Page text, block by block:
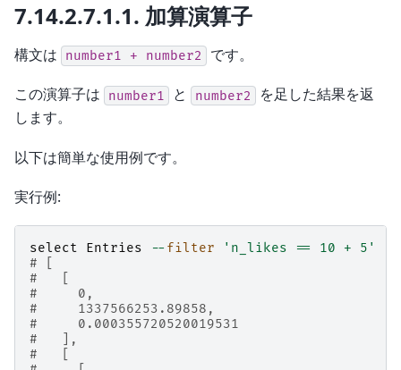
7.14.2.7.1.1. 加算演算子
構文は number1 + number2 です。
この演算子は number1 と number2
を足した結果を返
します。
以下は簡単な使用例です。
実行例:
select Entries -- filter
'n_likes == 10 + 5'
# [
#   [
#     0,
#     1337566253.89858,
#     0.000355720520019531
#   ],
#   [